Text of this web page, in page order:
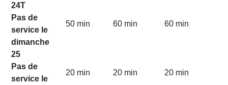
24T
Pas de
service le
dimanche
50 min 60 min 60 min
25
Pas de
service le
20 min 20 min 20 min